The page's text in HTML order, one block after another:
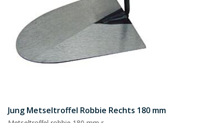
Jung Metseltroffel Robbie Rechts 180 mm